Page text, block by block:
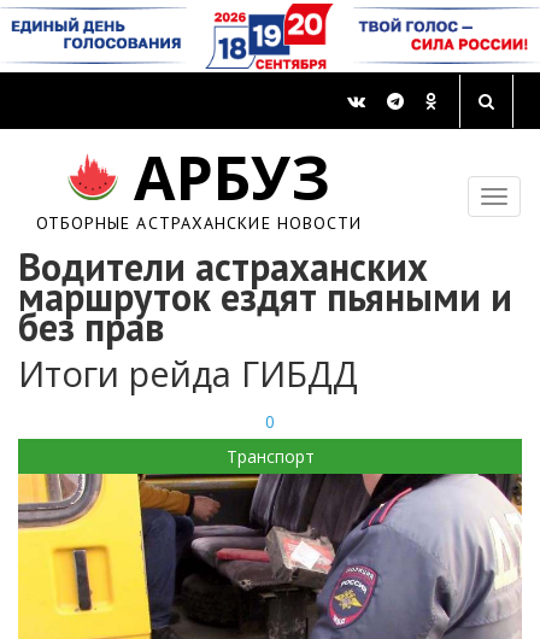
АРБУЗ
ОТБОРНЫЕ АСТРАХАНСКИЕ НОВОСТИ
Водители астраханских
маршруток ездят пьяными и
без прав
Итоги рейда ГИБДД
0
Транспорт